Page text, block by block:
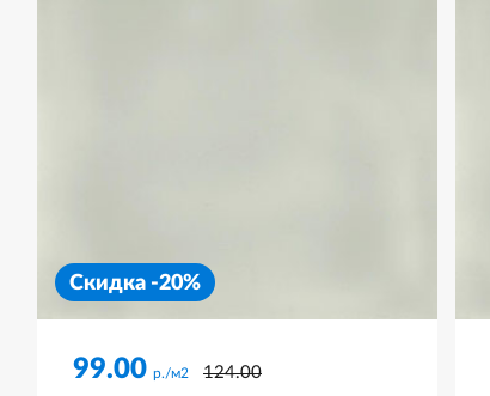
Скидка -20%
99.00 р./м2 124.00